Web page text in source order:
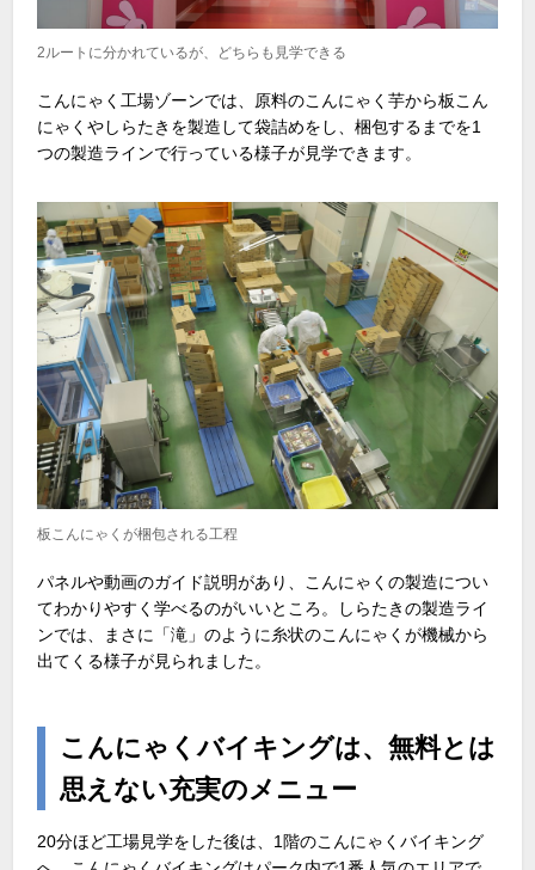
2ルートに分かれているが、どちらも見学できる
こんにゃく工場ゾーンでは、原料のこんにゃく芋から板こん
にゃくやしらたきを製造して袋詰めをし、梱包するまでを1
つの製造ラインで行っている様子が見学できます。
板こんにゃくが梱包される工程
パネルや動画のガイド説明があり、こんにゃくの製造につい
てわかりやすく学べるのがいいところ。しらたきの製造ライ
ンでは、まさに「滝」のように糸状のこんにゃくが機械から
出てくる様子が見られました。
こんにゃくバイキングは、無料とは
思えない充実のメニュー
20分ほど工場見学をした後は、1階のこんにゃくバイキング